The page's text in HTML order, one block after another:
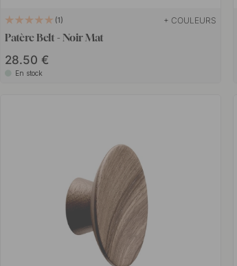
1 + COULEURS
Patère Belt - Noir Mat
28.50 €
En stock